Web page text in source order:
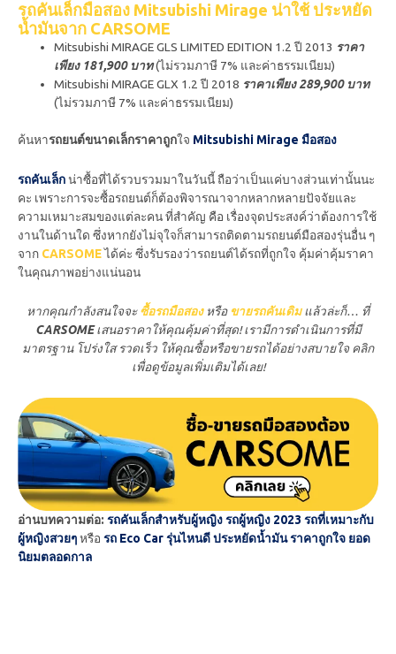
รถคันเล็กมือสอง Mitsubishi Mirage น่าใช้ ประหยัด
น้ำมันจาก CARSOME
Mitsubishi MIRAGE GLS LIMITED EDITION 1.2 ปี 2013 ราคา
เพียง 181,900 บาท(ไม่รวมภาษี 7% และค่าธรรมเนียม)
Mitsubishi MIRAGE GLX 1.2 ปี 2018 ราคาเพียง 289,900 บาท
(ไม่รวมภาษี 7% และค่าธรรมเนียม)
ค้นหารถยนต์ขนาดเล็กราคาถูกใจ Mitsubishi Mirage มือสอง
รถคันเล็กน่าซื้อที่ได้รวบรวมมาในวันนี้ ถือว่าเป็นแค่บางส่วนเท่านั้นนะ
คะ เพราะการจะซื้อรถยนต์ก็ต้องพิจารณาจากหลากหลายปัจจัยและ
ความเหมาะสมของแต่ละคน ที่สำคัญ คือ เรื่องจุดประสงค์ว่าต้องการใช้
งานในด้านใด ซึ่งหากยังไม่จุใจก็สามารถติดตามรถยนต์มือสองรุ่นอื่น ๆ
จาก CARSOMEได้ค่ะ ซึ่งรับรองว่ารถยนต์ได้รถที่ถูกใจ คุ้มค่าคุ้มราคา
ในคุณภาพอย่างแน่นอน
หากคุณกำลังสนใจจะซื้อรถมือสองหรือ ขายรถคันเดิมแล้วล่ะก็… ที่
CARSOMEเสนอราคาให้คุณคุ้มค่าที่สุด! เรามีการดำเนินการที่มี
มาตรฐาน โปร่งใส รวดเร็ว ให้คุณซื้อหรือขายรถได้อย่างสบายใจ คลิก
เพื่อดูข้อมูลเพิ่มเติมได้เลย!
อ่านบทความต่อ: รถคันเล็กสำหรับผู้หญิง รถผู้หญิง 2023 รถที่เหมาะกับ
ผู้หญิงสวยๆหรือ รถ Eco Car รุ่นไหนดี ประหยัดน้ำมัน ราคาถูกใจ ยอด
นิยมตลอดกาล